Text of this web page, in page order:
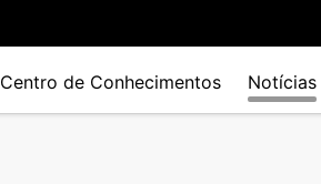
Centro de Conhecimentos Notícias